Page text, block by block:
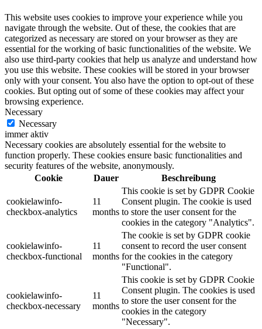
This website uses cookies to improve your experience while you
navigate through the website. Out of these, the cookies that are
categorized as necessary are stored on your browser as they are
essential for the working of basic functionalities of the website. We
also use third-party cookies that help us analyze and understand how
you use this website. These cookies will be stored in your browser
only with your consent. You also have the option to opt-out of these
cookies. But opting out of some of these cookies may affect your
browsing experience.
Necessary
Necessary
immer aktiv
Necessary cookies are absolutely essential for the website to
function properly. These cookies ensure basic functionalities and
security features of the website, anonymously.
Cookie
Dauer Beschreibung
cookielawinfo-
checkbox-analytics
11
months
This cookie is set by GDPR Cookie
Consent plugin. The cookie is used
to store the user consent for the
cookies in the category "Analytics".
cookielawinfo-
checkbox-functional
11
months
The cookie is set by GDPR cookie
consent to record the user consent
for the cookies in the category
"Functional".
cookielawinfo-
checkbox-necessary
11
months
This cookie is set by GDPR Cookie
Consent plugin. The cookies is used
to store the user consent for the
cookies in the category
"Necessary".